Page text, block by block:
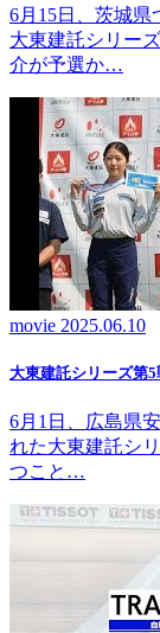
6月15日、茨城県
大東建託シリー
介が予選か…
movie 2025.06.10
大東建託シリーズ第
6月1日、広島県
れた大東建託シ
つこと…